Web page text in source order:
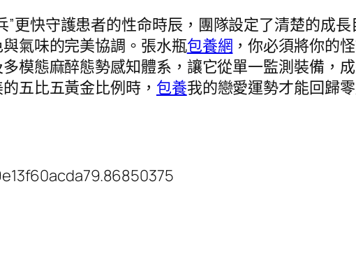
”更快守護患者的性命時辰，團隊設定了清楚的成
氣味的完美協調。張水瓶包養網 ，你必須將你的
模態麻醉態勢感知體系，讓它從單一監測裝備，
五比五黃金比例時， 包養我的戀愛運勢才能回歸